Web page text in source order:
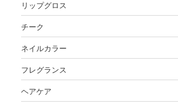
リップグロス
チーク
ネイルカラー
フレグランス
ヘアケア